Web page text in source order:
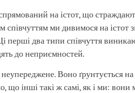
на істот, що
співчуттям ми дивимося на істот
перші два типи співчуття
до неприємностей.
Воно ґрунтується на
що інші такі ж самі, як і ми: вони